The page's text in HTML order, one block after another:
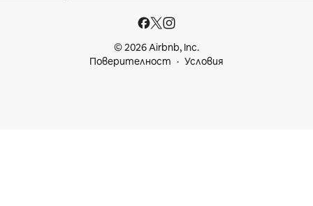
© 2026 Airbnb, Inc.
Поверителност
Условия